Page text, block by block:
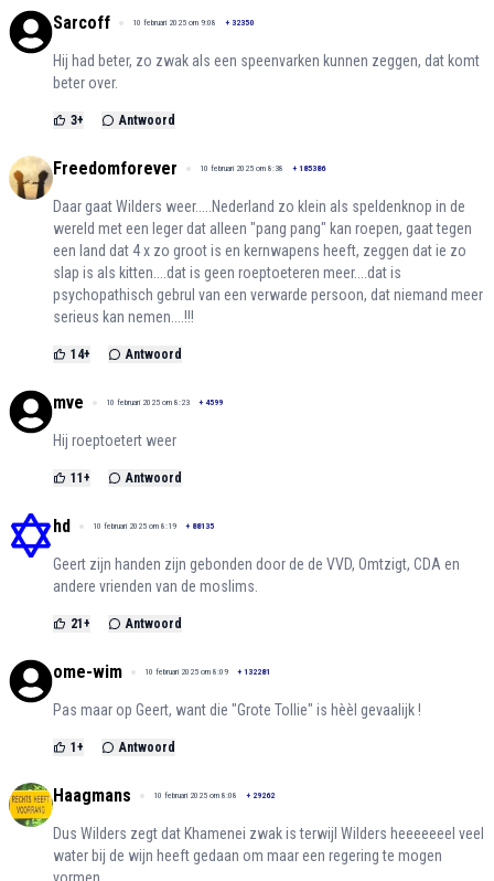
Sarcoff 10 februari 2025 om 9:08 + 32350
Hij had beter, zo zwak als een speenvarken kunnen zeggen, dat komt
beter over.
3+ Antwoord
Freedomforever 10 februari 2025 om 8:38 + 185386
Daar gaat Wilders weer.....Nederland zo klein als speldenknop in de
wereld met een leger dat alleen "pang pang" kan roepen, gaat tegen
een land dat 4 x zo groot is en kernwapens heeft, zeggen dat ie zo
slap is als kitten....dat is geen roeptoeteren meer....dat is
psychopathisch gebrul van een verwarde persoon, dat niemand meer
serieus kan nemen....!!!
14+ Antwoord
mve 10 februari 2025 om 8:23 + 4599
Hij roeptoetert weer
11+ Antwoord
hd 10 februari 2025 om 8:19 + 88135
Geert zijn handen zijn gebonden door de de VVD, Omtzigt, CDA en
andere vrienden van de moslims.
21+ Antwoord
ome-wim 10 februari 2025 om 8:09 + 132281
Pas maar op Geert, want die "Grote Tollie" is hèèl gevaalijk !
1+ Antwoord
Haagmans 10 februari 2025 om 8:08 + 29262
Dus Wilders zegt dat Khamenei zwak is terwijl Wilders heeeeeeel veel
water bij de wijn heeft gedaan om maar een regering te mogen